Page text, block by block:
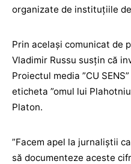
organizate de instituțiile
Prin același comunicat de
Vladimir Russu susțin că
Proiectul media ”CU
eticheta ”omul lui
Platon.
”Facem apel la jurnaliștii
să documenteze aceste